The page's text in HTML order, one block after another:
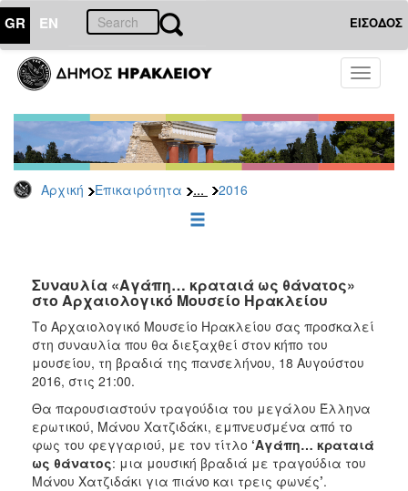
GR EN ΕΙΣΟΔΟΣ
Toggle
Αρχική Επικαιρότητα ... 2016
ΕΠΙΚΑΙΡΟΤΗΤΑ
Τύπου
Αρχείο
2026
2025
2022
2021
2020
2019
2018
2017
2016
2015
Συναυλία «Αγάπη… κραταιά ως θάνατος»
στο Αρχαιολογικό Μουσείο Ηρακλείου
Το Αρχαιολογικό Μουσείο Ηρακλείου σας προσκαλεί
στη συναυλία που θα διεξαχθεί στον κήπο του
μουσείου, τη βραδιά της πανσελήνου, 18 Αυγούστου
2016, στις 21:00.
Θα παρουσιαστούν τραγούδια του μεγάλου Έλληνα
ερωτικού, Μάνου Χατζιδάκι, εμπνευσμένα από το
φως του φεγγαριού, με τον τίτλο ‘Αγάπη… κραταιά
ως θάνατος: μια μουσική βραδιά με τραγούδια του
Μάνου Χατζιδάκι για πιάνο και τρεις φωνές’.